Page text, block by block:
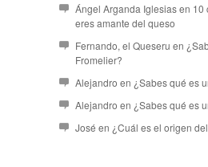
Ángel Arganda Iglesiasen 10
eres amante del queso
Fernando, el Queseru en
Fromelier?
Alejandro en ¿Sabes qué es
Alejandro en ¿Sabes qué es
José en ¿Cuál es el origen